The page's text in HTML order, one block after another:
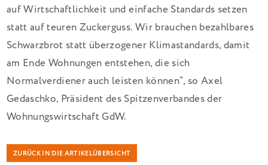
auf Wirtschaftlichkeit und einfache Standards setzen
statt auf teuren Zuckerguss. Wir brauchen bezahlbares
Schwarzbrot statt überzogener Klimastandards, damit
am Ende Wohnungen entstehen, die sich
Normalverdiener auch leisten können“, so Axel
Gedaschko, Präsident des Spitzenverbandes der
Wohnungswirtschaft GdW.
ZURÜCK IN DIE ARTIKELÜBERSICHT